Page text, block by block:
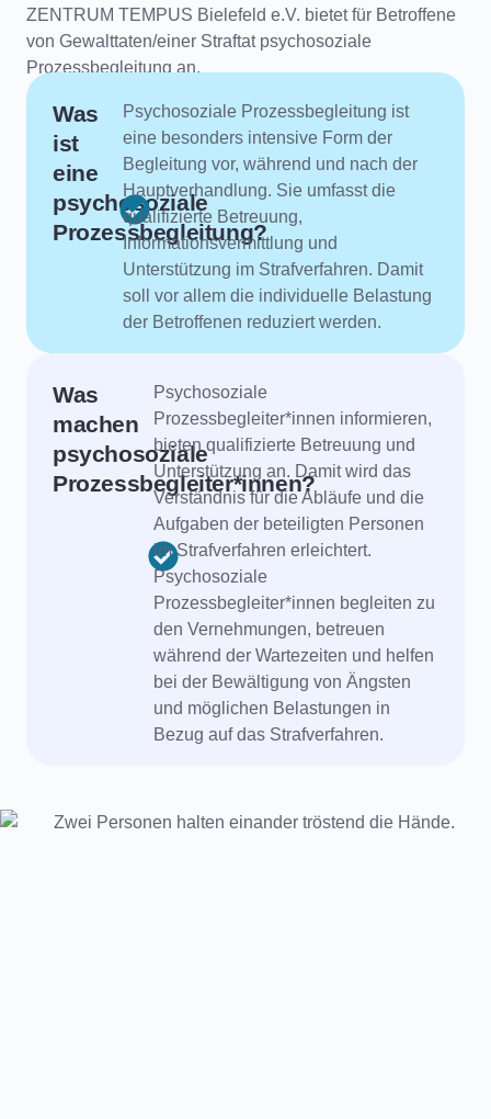
ZENTRUM TEMPUS Bielefeld e.V. bietet für Betroffene
von Gewalttaten/einer Straftat psychosoziale
Prozessbegleitung an.
Was
ist
eine
psychosoziale
Prozessbegleitung?
Psychosoziale Prozessbegleitung ist
eine besonders intensive Form der
Begleitung vor, während und nach der
Hauptverhandlung. Sie umfasst die
qualifizierte Betreuung,
Informationsvermittlung und
Unterstützung im Strafverfahren. Damit
soll vor allem die individuelle Belastung
der Betroffenen reduziert werden.
Was
machen
psychosoziale
Prozessbegleiter*innen?
Psychosoziale
Prozessbegleiter*innen informieren,
bieten qualifizierte Betreuung und
Unterstützung an. Damit wird das
Verständnis für die Abläufe und die
Aufgaben der beteiligten Personen
im Strafverfahren erleichtert.
Psychosoziale
Prozessbegleiter*innen begleiten zu
den Vernehmungen, betreuen
während der Wartezeiten und helfen
bei der Bewältigung von Ängsten
und möglichen Belastungen in
Bezug auf das Strafverfahren.